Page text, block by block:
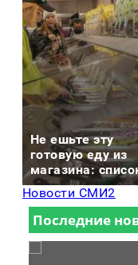
Не ешьте эту
готовую еду из
магазина:
Новости СМИ2